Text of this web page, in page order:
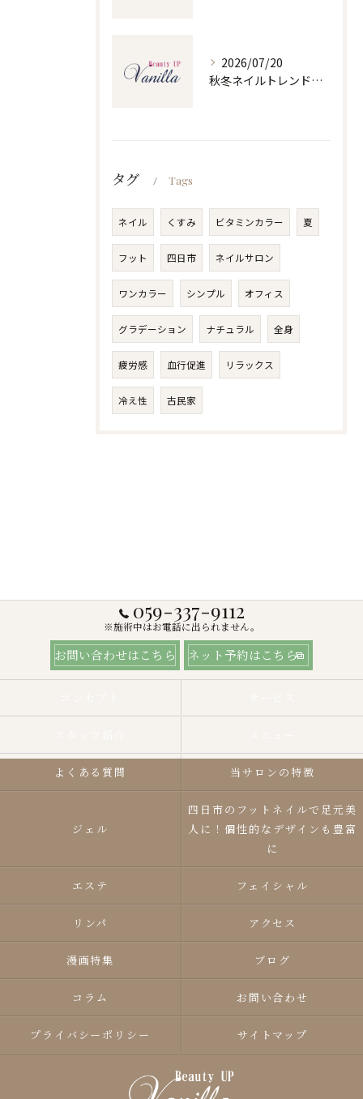
2026/07/20
秋冬ネイルトレンドで人気ネイルを大人上品に楽しむ旬デザイン実践ガイド
タグ Tags
ネイル くすみ ビタミンカラー 夏
フット 四日市 ネイルサロン
ワンカラー シンプル オフィス
グラデーション ナチュラル 全身
疲労感 血行促進 リラックス
冷え性 古民家
059-337-9112
※施術中はお電話に出られません。
お問い合わせはこちら ネット予約はこちら
よくある質問 当サロンの特徴
ジェル
四日市のフットネイルで足元美
人に！個性的なデザインも豊富
に
エステ フェイシャル
リンパ アクセス
漫画特集 ブログ
コラム お問い合わせ
プライバシーポリシー サイトマップ